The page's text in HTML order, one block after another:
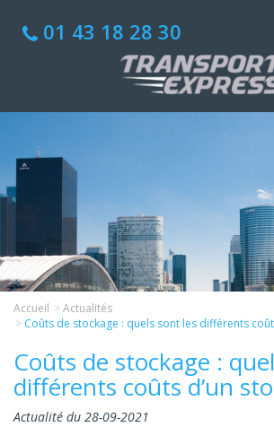
01 43 18 28 30
Accueil
Actualités
Coûts de stockage : quels sont les différents
Coûts de stockage :
différents coûts d’un
Actualité du 28-09-2021